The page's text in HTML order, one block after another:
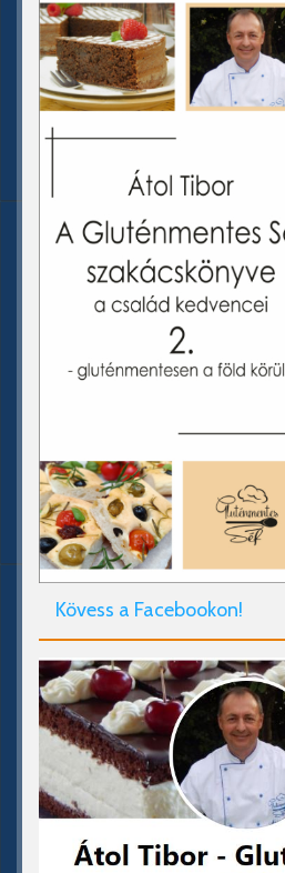
Kövess a Facebookon!